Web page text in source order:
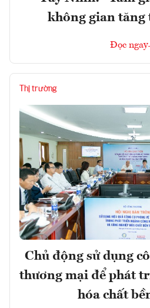
không gian
Đọc ngay
Thị trường
Chủ động sử dụng
thương mại để phát
hóa chất